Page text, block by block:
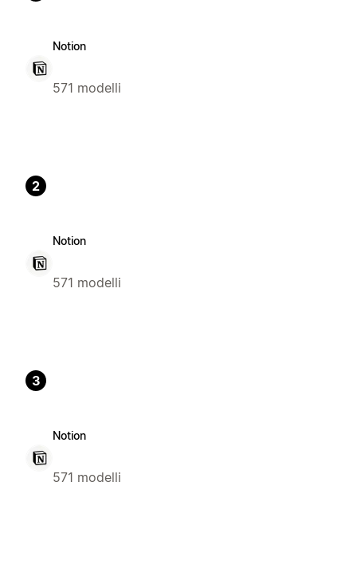
Notion
571 modelli
2
Notion
571 modelli
3
Notion
571 modelli